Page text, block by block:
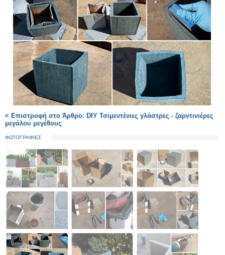
< Επιστροφή στο Άρθρο: DIY Τσιμεντένιες γλάστρες - ζαρντινιέρες
μεγάλου μεγέθους
ΦΩΤΟΓΡΑΦΙΕΣ